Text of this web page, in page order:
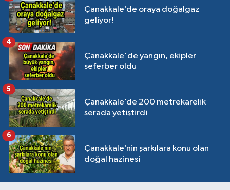
Çanakkale’de oraya doğalgaz
geliyor!
Çanakkale'de yangın, ekipler
seferber oldu
4
Çanakkale’de 200 metrekarelik
serada yetiştirdi
5
Çanakkale’nin şarkılara konu olan
doğal hazinesi
6